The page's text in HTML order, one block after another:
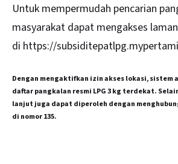
Untuk mempermudah pencarian
masyarakat dapat mengakses
di https://
Dengan mengaktifkan izin akses lokasi, sistem
daftar pangkalan resmi LPG 3 kg terdekat.
lanjut juga dapat diperoleh dengan
di nomor 135.